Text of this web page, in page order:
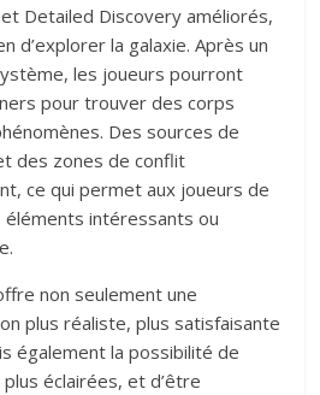
Detailed Discovery améliorés,
d’explorer la galaxie. Après un
les joueurs pourront
pour trouver des corps
Des sources de
des zones de conflit
ce qui permet aux joueurs de
éléments intéressants ou
non seulement une
plus réaliste, plus satisfaisante
également la possibilité de
éclairées, et d’être